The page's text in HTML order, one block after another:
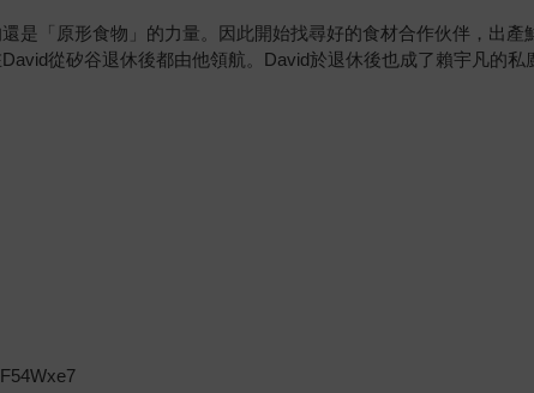
是「原形食物」的力量。因此開始找尋好的食材合作伙伴，出
從矽谷退休後都由他領航。David於退休後也成了賴宇凡的私